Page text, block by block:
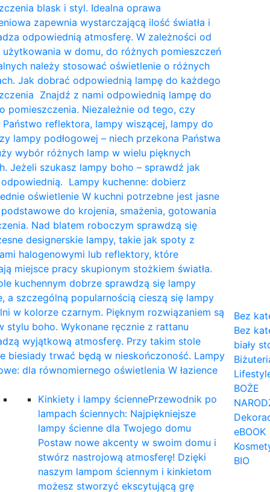
blask i styl. Idealna oprawa
zapewnia wystarczającą ilość światła i
odpowiednią atmosferę. W zależności od
użytkowania w domu, do różnych pomieszczeń
należy stosować oświetlenie o różnych
Jak dobrać odpowiednią lampę do każdego
Znajdź z nami odpowiednią lampę do
pomieszczenia. Niezależnie od tego, czy
Państwo reflektora, lampy wiszącej, lampy do
lampy podłogowej – niech przekona Państwa
wybór różnych lamp w wielu pięknych
Jeżeli szukasz lampy boho – sprawdź jak
Lampy kuchenne: dobierz
oświetlenie W kuchni potrzebne jest jasne
podstawowe do krojenia, smażenia, gotowania
Nad blatem roboczym sprawdzą się
designerskie lampy, takie jak spoty z
halogenowymi lub reflektory, które
miejsce pracy skupionym stożkiem światła.
kuchennym dobrze sprawdzą się lampy
a szczególną popularnością cieszą się lampy
w kolorze czarnym. Pięknym rozwiązaniem są
stylu boho. Wykonane ręcznie z rattanu
wyjątkową atmosferę. Przy takim stole
biesiady trwać będą w nieskończoność. Lampy
dla równomiernego oświetlenia W łazience
Kinkiety i lampy ściennePrzewodnik po
lampach ściennych: Najpiękniejsze
lampy ścienne dla Twojego domu
Postaw nowe akcenty w swoim domu i
stwórz nastrojową atmosferę! Dzięki
naszym lampom ściennym i kinkietom
możesz stworzyć ekscytującą grę
Bez
Bez
biały
BOŻE
eBOOK
BIO